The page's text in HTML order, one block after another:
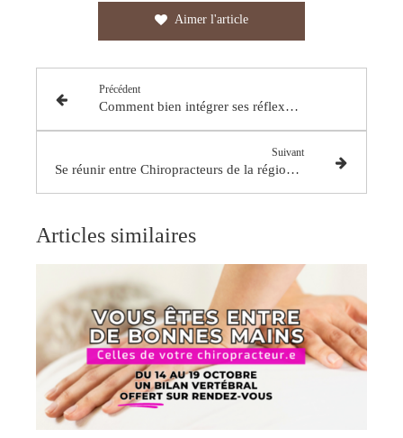
Aimer l'article
Précédent
Comment bien intégrer ses réflexes archaïques ?
Suivant
Se réunir entre Chiropracteurs de la région Rhône-Alpes
Articles similaires